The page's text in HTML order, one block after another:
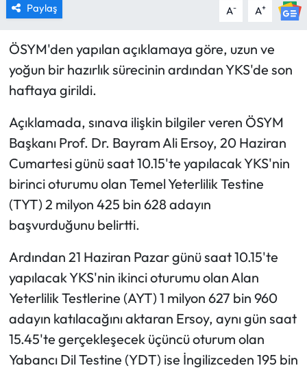
Paylaş A- A+
ÖSYM'den yapılan açıklamaya göre, uzun ve
yoğun bir hazırlık sürecinin ardından YKS'de son
haftaya girildi.
Açıklamada, sınava ilişkin bilgiler veren ÖSYM
Başkanı Prof. Dr. Bayram Ali Ersoy, 20 Haziran
Cumartesi günü saat 10.15'te yapılacak YKS'nin
birinci oturumu olan Temel Yeterlilik Testine
(TYT) 2 milyon 425 bin 628 adayın
başvurduğunu belirtti.
Ardından 21 Haziran Pazar günü saat 10.15'te
yapılacak YKS'nin ikinci oturumu olan Alan
Yeterlilik Testlerine (AYT) 1 milyon 627 bin 960
adayın katılacağını aktaran Ersoy, aynı gün saat
15.45'te gerçekleşecek üçüncü oturum olan
Yabancı Dil Testine (YDT) ise İngilizceden 195 bin
HABER İLAN